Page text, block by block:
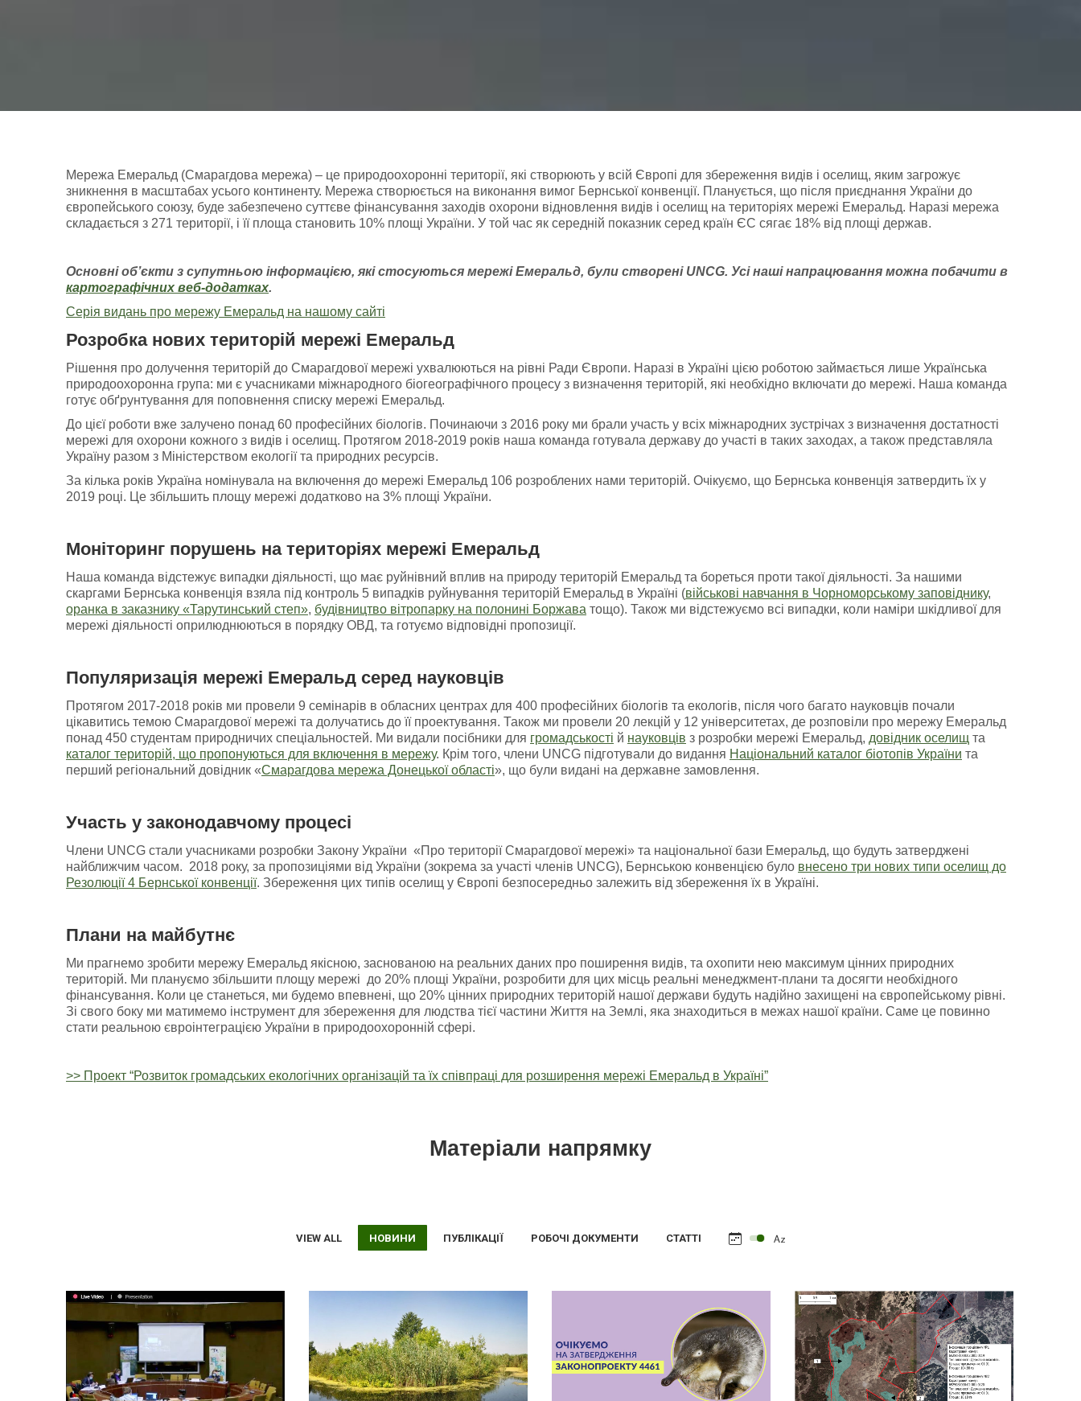
Мережа Емеральд (Смарагдова мережа) – це природоохоронні території, які створюють у всій Європі для збереження видів і оселищ, яким загрожує
зникнення в масштабах усього континенту. Мережа створюється на виконання вимог Бернської конвенції. Планується, що після приєднання України до
європейського союзу, буде забезпечено суттєве фінансування заходів охорони відновлення видів і оселищ на територіях мережі Емеральд. Наразі мережа
складається з 271 території, і її площа становить 10% площі України. У той час як середній показник серед країн ЄС сягає 18% від площі держав.
Основні об’єкти з супутньою інформацією, які стосуються мережі Емеральд, були створені UNCG. Усі наші напрацювання можна побачити в
картографічних веб-додатках.
Серія видань про мережу Емеральд на нашому сайті
Розробка нових територій мережі Емеральд
Рішення про долучення територій до Смарагдової мережі ухвалюються на рівні Ради Європи. Наразі в Україні цією роботою займається лише Українська
природоохоронна група: ми є учасниками міжнародного біогеографічного процесу з визначення територій, які необхідно включати до мережі. Наша команда
готує обґрунтування для поповнення списку мережі Емеральд.
До цієї роботи вже залучено понад 60 професійних біологів. Починаючи з 2016 року ми брали участь у всіх міжнародних зустрічах з визначення достатності
мережі для охорони кожного з видів і оселищ. Протягом 2018-2019 років наша команда готувала державу до участі в таких заходах, а також представляла
Україну разом з Міністерством екології та природних ресурсів.
За кілька років Україна номінувала на включення до мережі Емеральд 106 розроблених нами територій. Очікуємо, що Бернська конвенція затвердить їх у
2019 році. Це збільшить площу мережі додатково на 3% площі України.
Моніторинг порушень натериторіях мережі Емеральд
Наша команда відстежує випадки діяльності, що має руйнівний вплив на природу територій Емеральд та бореться проти такої діяльності. За нашими
скаргами Бернська конвенція взяла під контроль 5 випадків руйнування територій Емеральд в Україні (військові навчання в Чорноморському заповіднику,
оранка в заказнику «Тарутинський степ», будівництво вітропарку на полонині Боржава тощо). Також ми відстежуємо всі випадки, коли наміри шкідливої для
мережі діяльності оприлюднюються в порядку ОВД, та готуємо відповідні пропозиції.
Популяризація мережі Емеральд серед науковців
Протягом 2017-2018 років ми провели 9 семінарів в обласних центрах для 400 професійних біологів та екологів, після чого багато науковців почали
цікавитись темою Смарагдової мережі та долучатись до її проектування. Також ми провели 20 лекцій у 12 університетах, де розповіли про мережу Емеральд
понад 450 студентам природничих спеціальностей. Ми видали посібники для громадськості й науковців з розробки мережі Емеральд, довідник оселищ та
каталог територій, що пропонуються для включення в мережу. Крім того, члени UNCG підготували до видання Національний каталог біотопів України та
перший регіональний довідник «Смарагдова мережа Донецької області», що були видані на державне замовлення.
Участь у законодавчому процесі
Члени UNCG стали учасниками розробки Закону України «Про території Смарагдової мережі» та національної бази Емеральд, що будуть затверджені
найближчим часом. 2018 року, за пропозиціями від України (зокрема за участі членів UNCG), Бернською конвенцією було внесено три нових типи оселищ до
Резолюції 4 Бернської конвенції. Збереження цих типів оселищ у Європі безпосередньо залежить від збереження їх в Україні.
Плани на майбутнє
Ми прагнемо зробити мережу Емеральд якісною, заснованою на реальних даних про поширення видів, та охопити нею максимум цінних природних
територій. Ми плануємо збільшити площу мережі до 20% площі України, розробити для цих місць реальні менеджмент-плани та досягти необхідного
фінансування. Коли це станеться, ми будемо впевнені, що 20% цінних природних територій нашої держави будуть надійно захищені на європейському рівні.
Зі свого боку ми матимемо інструмент для збереження для людства тієї частини Життя на Землі, яка знаходиться в межах нашої країни. Саме це повинно
стати реальною євроінтеграцією України в природоохоронній сфері.
>> Проект “Розвиток громадських екологічних організацій та їх співпраці для розширення мережі Емеральд в Україні”
Матеріали напрямку
VIEW ALL НОВИНИ ПУБЛІКАЦІЇ РОБОЧІ ДОКУМЕНТИ СТАТТІ